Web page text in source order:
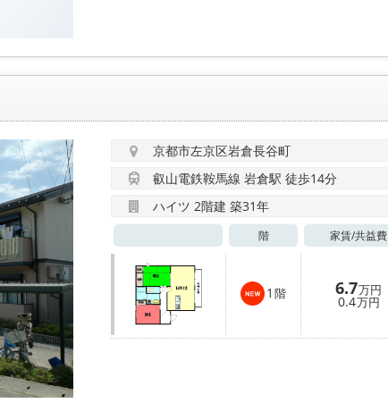
京都市左京区岩倉長谷町
叡山電鉄鞍馬線 岩倉駅 徒歩14分
ハイツ 2階建 築31年
階 家賃/共益費
1 階 6.7万円
0.4万円